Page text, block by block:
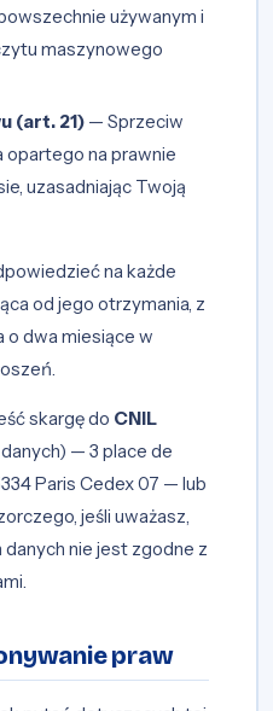
używanym i
maszynowego
(art. 21)— Sprzeciw
na prawnie
uzasadniając Twoją
na każde
od jego otrzymania, z
o dwa miesiące w
skargę do CNIL
— 3 place de
Paris Cedex 07 — lub
jeśli uważasz,
nie jest zgodne z
praw